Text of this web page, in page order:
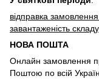
відправка
завантаженість складу
НОВА ПОШТА
Онлайн замовлення
Поштою по всій